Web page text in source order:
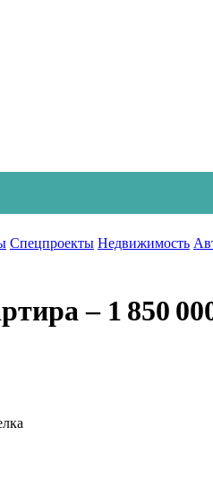
Спецпроекты Недвижимость
‒ 1 850